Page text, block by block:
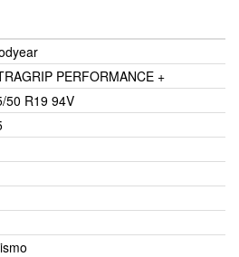
PERFORMANCE +
50 R19 94V